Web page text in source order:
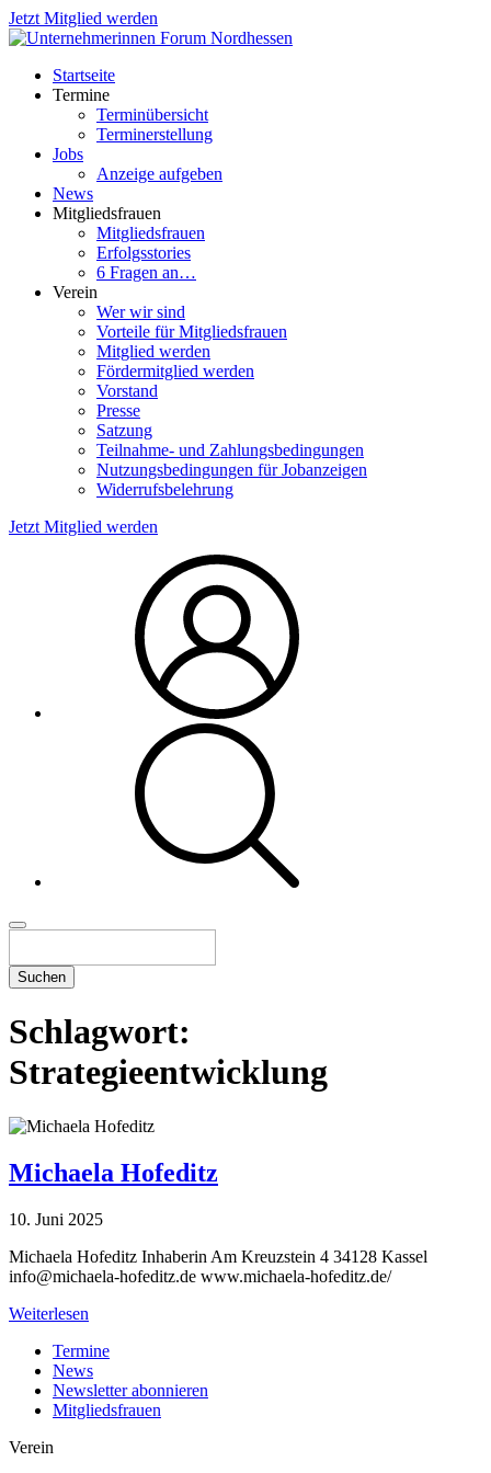
Jetzt Mitglied werden
Startseite
Termine
Terminübersicht
Terminerstellung
Jobs
Anzeige aufgeben
News
Mitgliedsfrauen
Mitgliedsfrauen
Erfolgsstories
6 Fragen an…
Verein
Wer wir sind
Vorteile für Mitgliedsfrauen
Mitglied werden
Fördermitglied werden
Vorstand
Presse
Satzung
Teilnahme- und Zahlungsbedingungen
Nutzungsbedingungen für Jobanzeigen
Widerrufsbelehrung
Jetzt Mitglied werden
Suchen
Schlagwort:
Strategieentwicklung
Michaela Hofeditz
10. Juni 2025
Michaela Hofeditz Inhaberin Am Kreuzstein 4 34128 Kassel
info@michaela-hofeditz.de www.michaela-hofeditz.de/
Weiterlesen
Termine
News
Newsletter abonnieren
Mitgliedsfrauen
Verein